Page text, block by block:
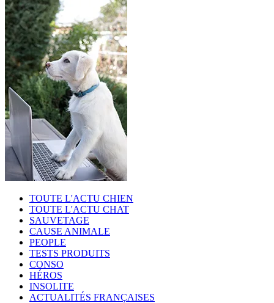
TOUTE L'ACTU CHIEN
TOUTE L'ACTU CHAT
SAUVETAGE
CAUSE ANIMALE
PEOPLE
TESTS PRODUITS
CONSO
HÉROS
INSOLITE
ACTUALITÉS FRANÇAISES